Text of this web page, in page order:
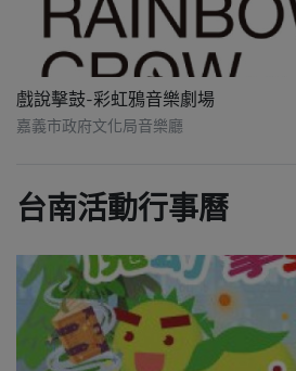
戲說擊鼓-彩虹鴉音樂劇場
嘉義市政府文化局音樂廳
台南活動行事曆